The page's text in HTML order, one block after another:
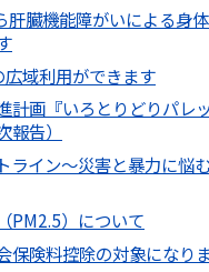
肝臓機能障がいによる身
域利用ができます
計画『いろとりどりパレ
告）
ライン～災害と暴力に悩
PM2.5）について
保険料控除の対象になり